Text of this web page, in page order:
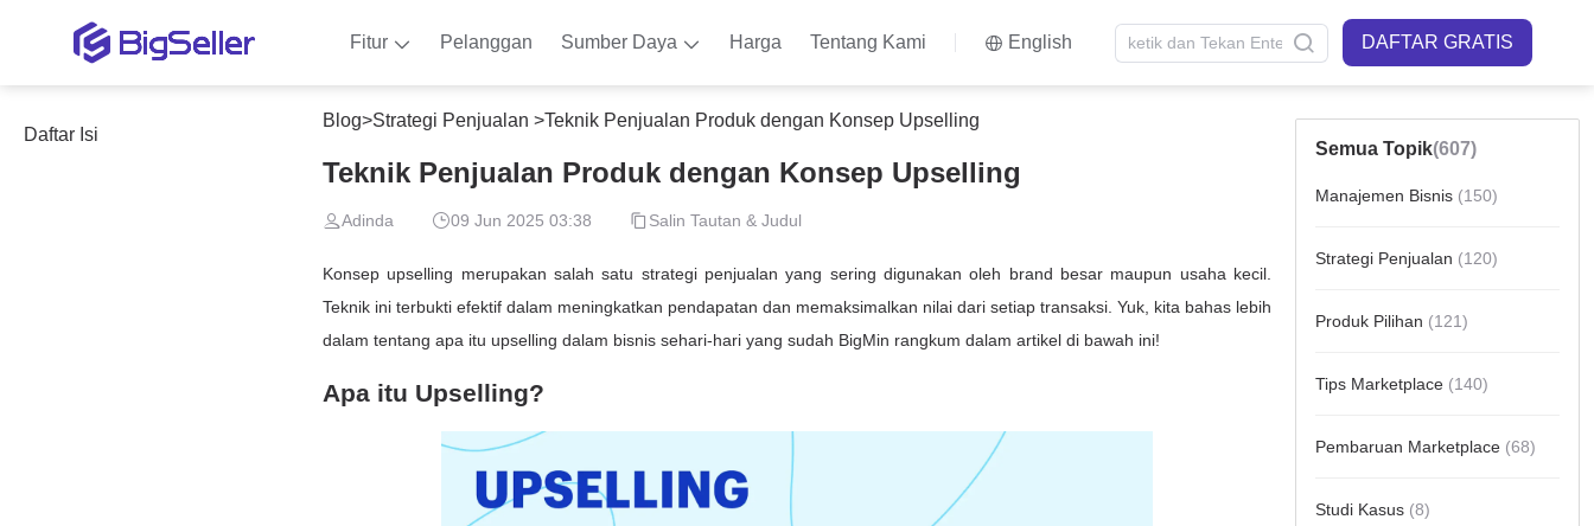
Fitur Pelanggan Sumber Daya Harga Tentang Kami English DAFTAR GRATIS
Daftar Isi
Blog>Strategi Penjualan >Teknik Penjualan Produk dengan Konsep Upselling
Teknik Penjualan Produk dengan Konsep Upselling
Adinda 09 Jun 2025 03:38 Salin Tautan & Judul
Semua Topik(607)
Manajemen Bisnis (150)
Strategi Penjualan (120)
Produk Pilihan (121)
Tips Marketplace (140)
Pembaruan Marketplace (68)
Studi Kasus (8)